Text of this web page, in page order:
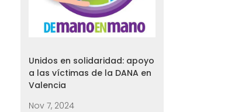
Unidos en solidaridad: apoyo
a las víctimas de la DANA en
Valencia
Nov 7, 2024